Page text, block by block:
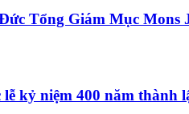
Tổng Giám Mục Mons
lễ kỷ niệm 400 năm thành